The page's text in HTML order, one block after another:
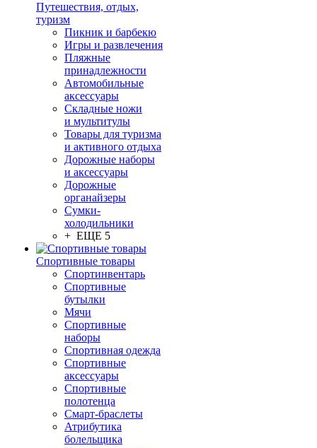
Путешествия, отдых,
туризм
Пикник и барбекю
Игры и развлечения
Пляжные
принадлежности
Автомобильные
аксессуары
Складные ножи
и мультитулы
Товары для туризма
и активного отдыха
Дорожные наборы
и аксессуары
Дорожные
органайзеры
Сумки-
холодильники
+ ЕЩЕ 5
Спортивные товары
Спортинвентарь
Спортивные
бутылки
Мячи
Спортивные
наборы
Спортивная одежда
Спортивные
аксессуары
Спортивные
полотенца
Смарт-браслеты
Атрибутика
болельщика